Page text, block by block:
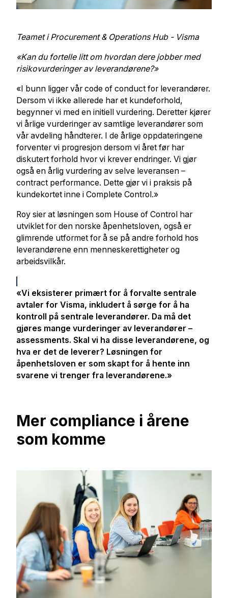
Teamet i Procurement & Operations Hub - Visma
«Kan du fortelle litt om hvordan dere jobber med
risikovurderinger av leverandørene?»
«I bunn ligger vår code of conduct for leverandører.
Dersom vi ikke allerede har et kundeforhold,
begynner vi med en initiell vurdering. Deretter kjører
vi årlige vurderinger av samtlige leverandører som
vår avdeling håndterer. I de årlige oppdateringene
forventer vi progresjon dersom vi året før har
diskutert forhold hvor vi krever endringer. Vi gjør
også en årlig vurdering av selve leveransen –
contract performance. Dette gjør vi i praksis på
kundekortet inne i Complete Control.»
Roy sier at løsningen som House of Control har
utviklet for den norske åpenhetsloven, også er
glimrende utformet for å se på andre forhold hos
leverandørene enn menneskerettigheter og
arbeidsvilkår.
«Vi eksisterer primært for å forvalte sentrale
avtaler for Visma, inkludert å sørge for å ha
kontroll på sentrale leverandører. Da må det
gjøres mange vurderinger av leverandører –
assessments. Skal vi ha disse leverandørene, og
hva er det de leverer? Løsningen for
åpenhetsloven er som skapt for å hente inn
svarene vi trenger fra leverandørene.»
Mer compliance i årene
som komme